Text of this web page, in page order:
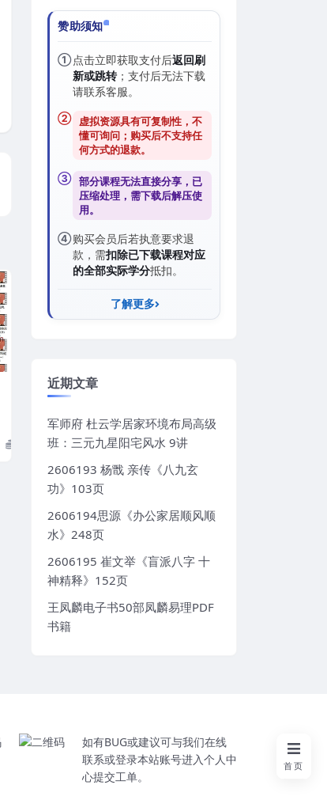
赞助须知
①点击立即获取支付后返回刷
新或跳转；支付后无法下载
请联系客服。
②
虚拟资源具有可复制性，不
懂可询问；购买后不支持任
何方式的退款。
③ 部分课程无法直接分享，已
压缩处理，需下载后解压使
用。
④购买会员后若执意要求退
款，需扣除已下载课程对应
的全部实际学分抵扣。
了解更多
近期文章
军师府 杜云学居家环境布局高级
班：三元九星阳宅风水 9讲
2606193 杨戬 亲传《八九玄
功》103页
2606194思源《办公家居顺风顺
水》248页
2606195 崔文举《盲派八字 十
神精释》152页
王凤麟电子书50部凤麟易理PDF
书籍
如有BUG或建议可与我们在线
联系或登录本站账号进入个人中
心提交工单。
首页